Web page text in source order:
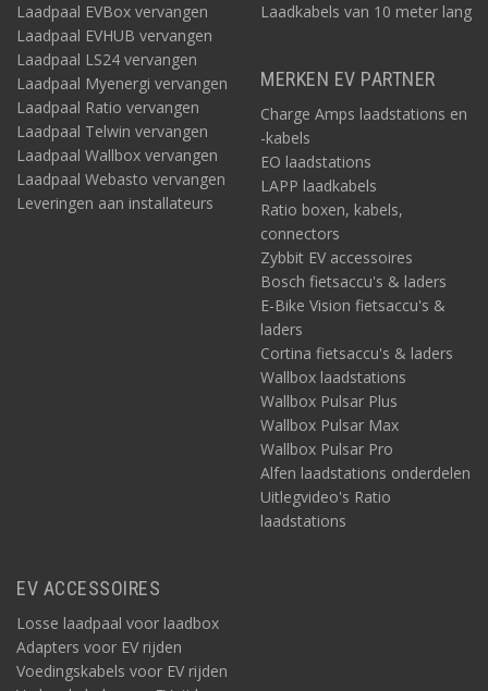
Laadpaal EVBox vervangen
Laadpaal EVHUB vervangen
Laadpaal LS24 vervangen
Laadpaal Myenergi vervangen
Laadpaal Ratio vervangen
Laadpaal Telwin vervangen
Laadpaal Wallbox vervangen
Laadpaal Webasto vervangen
Leveringen aan installateurs
Laadkabels van 10 meter lang
MERKEN EV PARTNER
Charge Amps laadstations en
-kabels
EO laadstations
LAPP laadkabels
Ratio boxen, kabels,
connectors
Zybbit EV accessoires
Bosch fietsaccu's & laders
E-Bike Vision fietsaccu's &
laders
Cortina fietsaccu's & laders
Wallbox laadstations
Wallbox Pulsar Plus
Wallbox Pulsar Max
Wallbox Pulsar Pro
Alfen laadstations onderdelen
Uitlegvideo's Ratio
laadstations
EV ACCESSOIRES
Losse laadpaal voor laadbox
Adapters voor EV rijden
Voedingskabels voor EV rijden